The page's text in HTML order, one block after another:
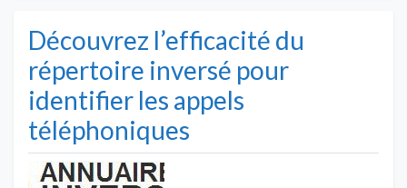
Découvrez l’efficacité du
répertoire inversé pour
identifier les appels
téléphoniques